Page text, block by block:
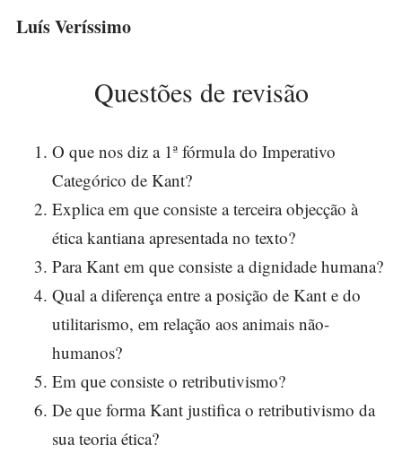
Luís Veríssimo
Questões de revisão
O que nos diz a 1ª fórmula do Imperativo
Categórico de Kant?
Explica em que consiste a terceira objecção à
ética kantiana apresentada no texto?
Para Kant em que consiste a dignidade humana?
Qual a diferença entre a posição de Kant e do
utilitarismo, em relação aos animais não-
humanos?
Em que consiste o retributivismo?
De que forma Kant justifica o retributivismo da
sua teoria ética?